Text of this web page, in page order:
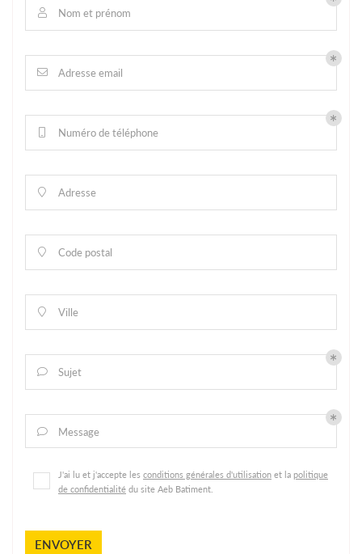
 Nom et prénom
 Adresse email
Numéro de téléphone
 Adresse
 Code postal
 Ville
 Sujet
 Message
J'ai lu et j'accepte les conditions générales d'utilisation et la politique
de confidentialité du site Aeb Batiment
ENVOYER